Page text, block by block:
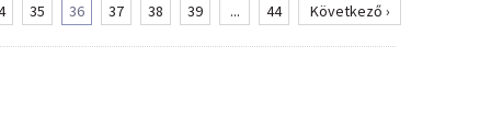
35 36 37 38 39 ... 44 Következő ›